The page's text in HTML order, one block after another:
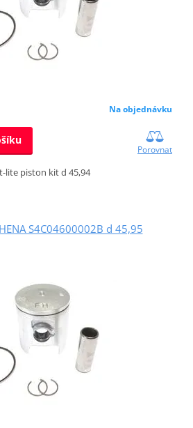
Na objednávku
Porovnat
lite piston kit d 45,94
S4C04600002B d 45,95